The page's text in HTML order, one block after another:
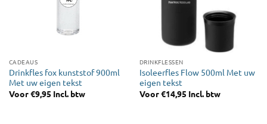
CADEAUS
Drinkfles fox kunststof 900ml
Met uw eigen tekst
Voor€9,95 Incl. btw
DRINKFLESSEN
Isoleerfles Flow 500ml Met uw
eigen tekst
Voor€14,95 Incl. btw